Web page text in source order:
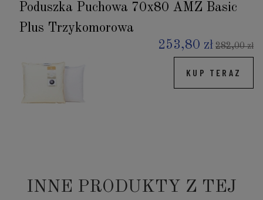
Poduszka Puchowa 70x80 AMZ Basic
Plus Trzykomorowa
253,80 zł 282,00 zł
KUP TERAZ
INNE PRODUKTY Z TEJ